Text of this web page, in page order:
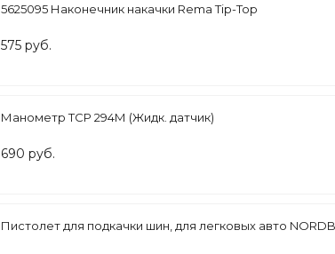
5625095 Наконечник накачки Rema Tip-Top
575 руб.
Манометр TCP 294М (Жидк. датчик)
690 руб.
Пистолет для подкачки шин, для легковых авто